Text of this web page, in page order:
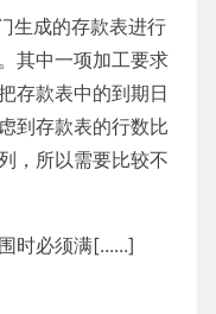
生成的存款表进行
其中一项加工要求
存款表中的到期日
到存款表的行数比
，所以需要比较不
时必须满[......]